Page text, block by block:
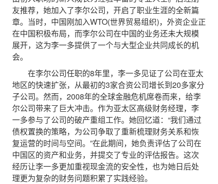
友推荐，她加入了李尔公司，开启了职业生涯的全新篇
章。当时，中国刚加入WTO(世界贸易组织)，外资企业正
在中国积极布局，而李尔公司在中国的业务还未大规模
展开，这为李一多提供了一个与大型企业共同成长的机
会。
在李尔公司任职的8年里，李一多见证了公司在亚太
地区的快速扩张，从最初的3家合资公司增长到20多家分
子公司。然而，2008年的全球金融危机席卷而来，给李
尔公司带来了巨大冲击。作为亚太区高级财务经理，李
一多参与了公司的破产重组工作。她回忆道：“我们通过
债权置换的策略，为公司争取了重新梳理财务关系和恢
复运营的时间与空间。”在此期间，她负责评估了公司在
中国区的资产和业务，并提交了专业的评估报告。这次
经历让李一多更加重视现金流的安全性，也为她日后处
理更为复杂的财务问题积累了实践经验。